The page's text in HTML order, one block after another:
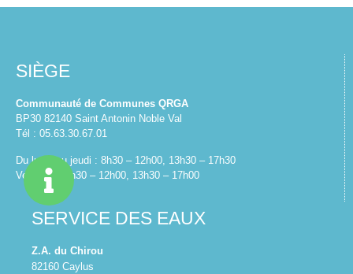
SIÈGE
Communauté de Communes QRGA
BP30 82140 Saint Antonin Noble Val
Tél : 05.63.30.67.01
Du lundi au jeudi : 8h30 – 12h00, 13h30 – 17h30
Vendredi : 8h30 – 12h00, 13h30 – 17h00
SERVICE DES EAUX
Z.A. du Chirou
82160 Caylus